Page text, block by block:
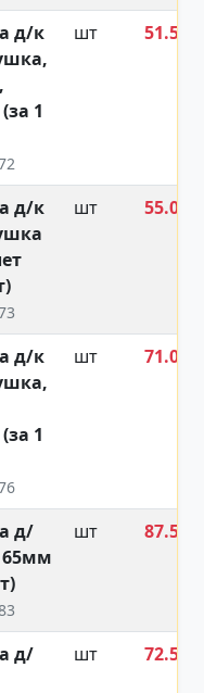
д/к
1
шт
51.50
д/к
шт
55.00
д/к
1
шт
71.00
д/
шт
87.50
д/
шт
72.50